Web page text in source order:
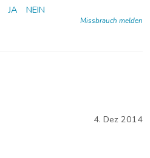
JA NEIN
Missbrauch melden
4. Dez 2014